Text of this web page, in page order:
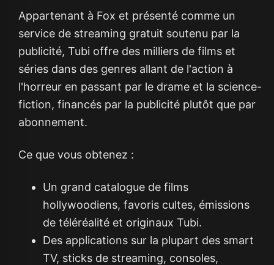
Appartenant à Fox et présenté comme un
service de streaming gratuit soutenu par la
publicité, Tubi offre des milliers de films et
séries dans des genres allant de l'action à
l'horreur en passant par le drame et la science-
fiction, financés par la publicité plutôt que par
abonnement.
Ce que vous obtenez :
Un grand catalogue de films
hollywoodiens, favoris cultes, émissions
de téléréalité et originaux Tubi.
Des applications sur la plupart des smart
TV, sticks de streaming, consoles,